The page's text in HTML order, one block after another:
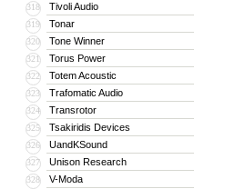
318 Tivoli Audio
319 Tonar
320 Tone Winner
321 Torus Power
322 Totem Acoustic
323 Trafomatic Audio
324 Transrotor
325 Tsakiridis Devices
326 UandKSound
327 Unison Research
328 V-Moda